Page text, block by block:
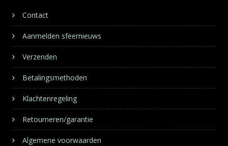
Contact
Aanmelden sfeernieuws
Verzenden
Betalingsmethoden
Klachtenregeling
Retourneren/garantie
Algemene voorwaarden